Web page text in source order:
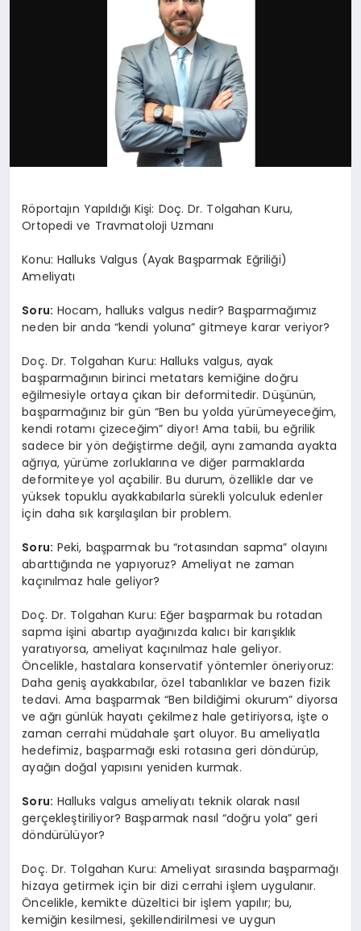
Röportajın Yapıldığı Kişi: Doç. Dr. Tolgahan Kuru,
Ortopedi ve Travmatoloji Uzmanı
Konu: Halluks Valgus (Ayak Başparmak Eğriliği)
Ameliyatı
Soru: Hocam, halluks valgus nedir? Başparmağımız
neden bir anda “kendi yoluna” gitmeye karar veriyor?
Doç. Dr. Tolgahan Kuru: Halluks valgus, ayak
başparmağının birinci metatars kemiğine doğru
eğilmesiyle ortaya çıkan bir deformitedir. Düşünün,
başparmağınız bir gün “Ben bu yolda yürümeyeceğim,
kendi rotamı çizeceğim” diyor! Ama tabii, bu eğrilik
sadece bir yön değiştirme değil, aynı zamanda ayakta
ağrıya, yürüme zorluklarına ve diğer parmaklarda
deformiteye yol açabilir. Bu durum, özellikle dar ve
yüksek topuklu ayakkabılarla sürekli yolculuk edenler
için daha sık karşılaşılan bir problem.
Soru: Peki, başparmak bu “rotasından sapma” olayını
abarttığında ne yapıyoruz? Ameliyat ne zaman
kaçınılmaz hale geliyor?
Doç. Dr. Tolgahan Kuru: Eğer başparmak bu rotadan
sapma işini abartıp ayağınızda kalıcı bir karışıklık
yaratıyorsa, ameliyat kaçınılmaz hale geliyor.
Öncelikle, hastalara konservatif yöntemler öneriyoruz:
Daha geniş ayakkabılar, özel tabanlıklar ve bazen fizik
tedavi. Ama başparmak “Ben bildiğimi okurum” diyorsa
ve ağrı günlük hayatı çekilmez hale getiriyorsa, işte o
zaman cerrahi müdahale şart oluyor. Bu ameliyatla
hedefimiz, başparmağı eski rotasına geri döndürüp,
ayağın doğal yapısını yeniden kurmak.
Soru: Halluks valgus ameliyatı teknik olarak nasıl
gerçekleştiriliyor? Başparmak nasıl “doğru yola” geri
döndürülüyor?
Doç. Dr. Tolgahan Kuru: Ameliyat sırasında başparmağı
hizaya getirmek için bir dizi cerrahi işlem uygulanır.
Öncelikle, kemikte düzeltici bir işlem yapılır; bu,
kemiğin kesilmesi, şekillendirilmesi ve uygun